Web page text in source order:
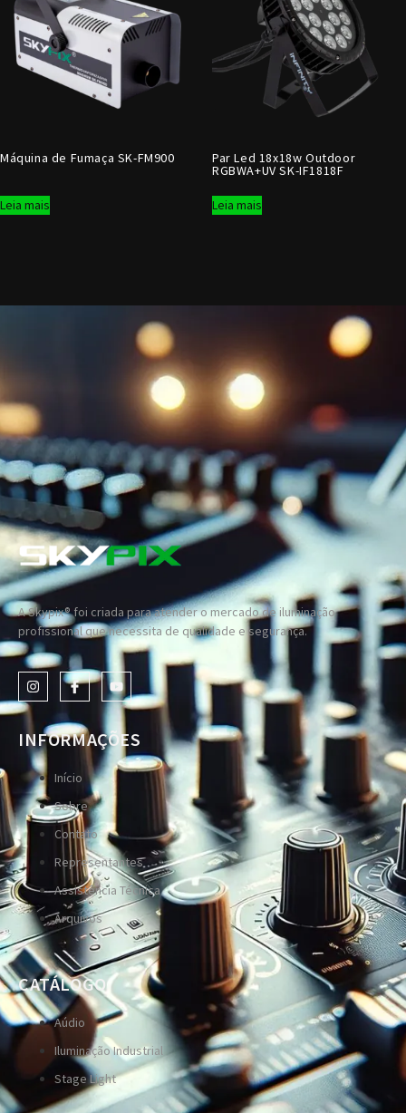
Máquina de Fumaça SK-FM900
Leia mais
Par Led 18x18w Outdoor
RGBWA+UV SK-IF1818F
Leia mais
A Skypix® foi criada para atender o mercado de iluminação
profissional que necessita de qualidade e segurança.
INFORMAÇÕES
Início
Sobre
Contato
Representantes
Assistência Técnica
Arquivos
CATÁLOGO
Aúdio
Iluminação Industrial
Stage Light